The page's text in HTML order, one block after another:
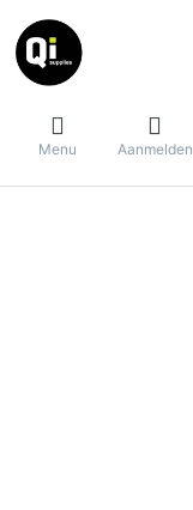
Menu Aanmelden